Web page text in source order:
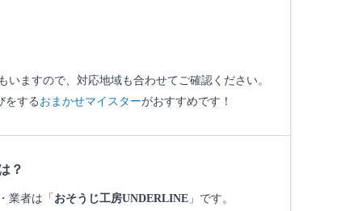
ますので、対応地域も合わせてご確認ください。
をする おまかせマイスターがおすすめです！
？
業者は「 おそうじ工房UNDERLINE 」です。